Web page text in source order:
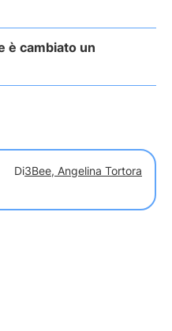
è cambiato un
Di3Bee, Angelina Tortora